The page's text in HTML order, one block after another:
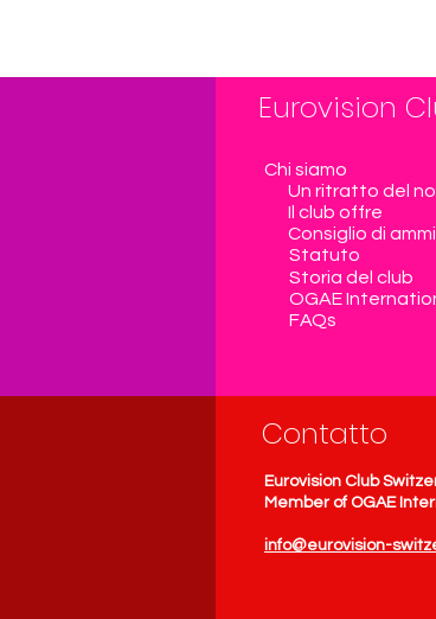
Eurovision
Chi siamo
Un ritratto del
Il club offre
Consiglio di
Statuto
Storia del club
OGAE
FAQs
Contatto
Eurovision Club
Member of OGAE
info@eurovision-